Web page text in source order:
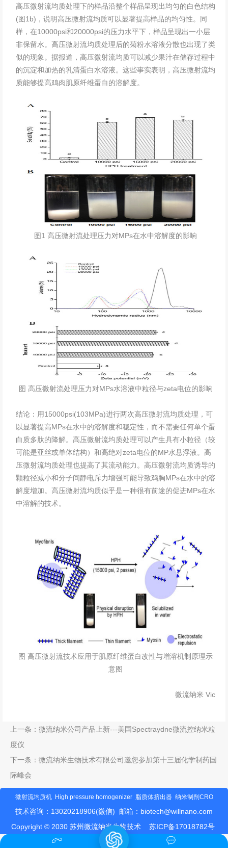
高压微射流均质处理下的样品沿整个样品呈现出均匀的白色结构
(图1b)，说明高压微射流均质可以显著提高样品的均匀性。同
样，在10000psi和20000psi的压力水平下，样品呈现出一小层
非保留水。高压微射流均质处理后的菊粉水溶液分散也出现了类
似的现象。据报道，高压微射流均质可以减少果汁在储存过程中
的沉淀和加热的乳清蛋白水溶液。这些事实表明，高压微射流均
质能够提高鸡肉肌原纤维蛋白的溶解度。
图1 高压微射流处理压力对MPs在水中溶解度的影响
图 高压微射流处理压力对MPs水溶液中粒径与zeta电位的影响
结论：用15000psi(103MPa)进行两次高压微射流均质处理，可
以显著提高MPs在水中的溶解度和稳定性，而不需要任何单个蛋
白质多肽的降解。高压微射流均质处理可以产生具有小粒径（较
可能是亚丝或单体结构）和高绝对zeta电位的MP水悬浮液。高
压微射流均质处理也提高了其流动能力。高压微射流均质诱导的
颗粒径减小和分子间静电斥力增强可能导致鸡胸MPs在水中的溶
解度增加。高压微射流均质似乎是一种很有前途的促进MPs在水
中溶解的技术。
图 高压微射流技术应用于肌原纤维蛋白改性与增溶机制原理示
意图
微流纳米 Vic
上一条： 微流纳米公司产品上新---美国Spectraydne微流控纳米粒
度仪
下一条： 微流纳米生物技术有限公司邀您参加第十三届化学制药国
际峰会
微射流均质机 High pressure homogenizer 脂质体挤出器 纳米制剂CRO
技术咨询：13020218906(微信) 邮箱： biotech@willnano.com
Copyright © 2030 苏州微流纳米生物技术 苏ICP备17018782号